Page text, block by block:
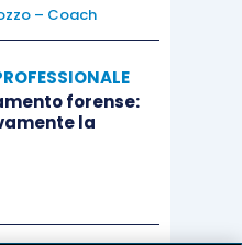
– Coach
forense:
la